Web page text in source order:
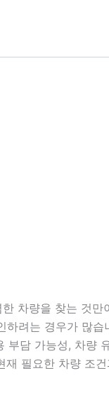
차량을 찾는 것
려는 경우가 많
담 가능성, 차
필요한 차량 조